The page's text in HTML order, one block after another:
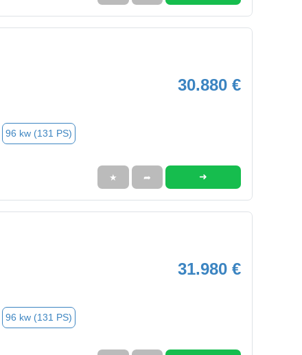
30.880 €
96 kw (131 PS)
★ ➦ ➜
31.980 €
96 kw (131 PS)